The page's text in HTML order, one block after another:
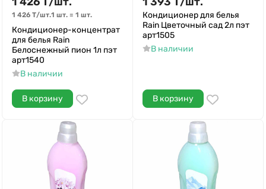
1 426 Т/шт.1 шт. = 1 шт.
Кондиционер-концентрат
для белья Rain
Белоснежный пион 1л пэт
арт1540
В наличии
В корзину
Кондиционер для белья
Rain Цветочный сад 2л пэт
арт1505
В наличии
В корзину